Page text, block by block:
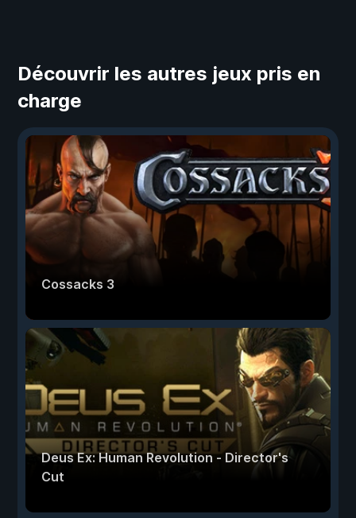
Découvrir les autres jeux pris en
charge
Cossacks 3
Deus Ex: Human Revolution - Director's
Cut